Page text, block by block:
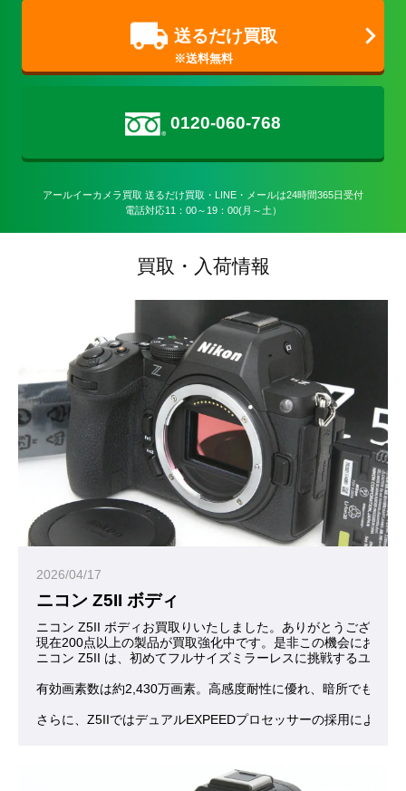
送るだけ買取
0120-060-768
アールイーカメラ買取 送るだけ買取・LINE・メールは24時間365日受付
電話対応11：00～19：00(月～土）
買取・入荷情報
2026/04/17
ニコン Z5II ボディ
ニコン Z5II ボディお買取りいたしました。ありがとうございま
現在200点以上の製品が買取強化中です。是非この機会にお問合
ニコン Z5II は、初めてフルサイズミラーレスに挑戦するユー
有効画素数は約2,430万画素。高感度耐性に優れ、暗所でもノ
さらに、Z5IIではデュアルEXPEEDプロセッサーの採用により